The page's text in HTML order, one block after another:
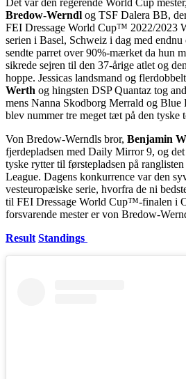
Det var den regerende World Cup
Bredow-Werndl og TSF Dalera BB,
FEI Dressage World Cup™ 2022/2023
serien i Basel, Schweiz i dag med
sendte parret over 90%-mærket da hun
sikrede sejren til den 37-årige atlet og
hoppe. Jessicas landsmand og
Werth og hingsten DSP Quantaz tog
mens Nanna Skodborg Merrald og
blev nummer tre meget tæt på den tyske
Von Bredow-Werndls bror, Benjamin
fjerdepladsen med Daily Mirror 9, og
tyske rytter til førstepladsen på
League. Dagens konkurrence var den
vesteuropæiske serie, hvorfra de ni
til FEI Dressage World Cup™-finalen i
forsvarende mester er von Bredow-
Result Standings